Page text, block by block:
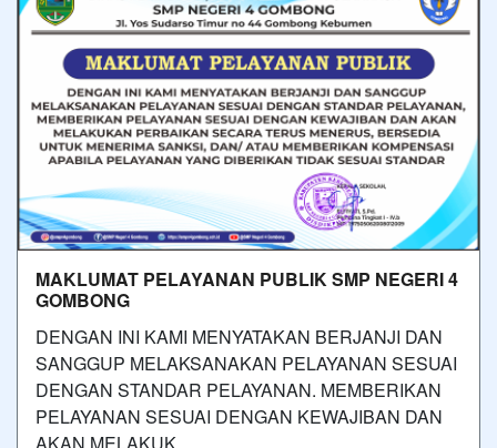
MAKLUMAT PELAYANAN PUBLIK SMP NEGERI 4
GOMBONG
DENGAN INI KAMI MENYATAKAN BERJANJI DAN
SANGGUP MELAKSANAKAN PELAYANAN SESUAI
DENGAN STANDAR PELAYANAN. MEMBERIKAN
PELAYANAN SESUAI DENGAN KEWAJIBAN DAN